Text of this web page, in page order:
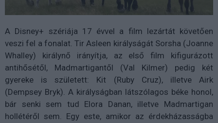
A Disney+ szériája 17 évvel a film lezártát követően
veszi fel a fonalat. Tir Asleen királyságát Sorsha (Joanne
Whalley) királynő irányítja, az első film kifigurázott
antihősétől, Madmartigantől (Val Kilmer) pedig két
gyereke is született: Kit (Ruby Cruz), illetve Airk
(Dempsey Bryk). A királyságban látszólagos béke honol,
bár senki sem tud Elora Danan, illetve Madmartigan
hollétéről sem. Egy este, amikor az érdekházasságba